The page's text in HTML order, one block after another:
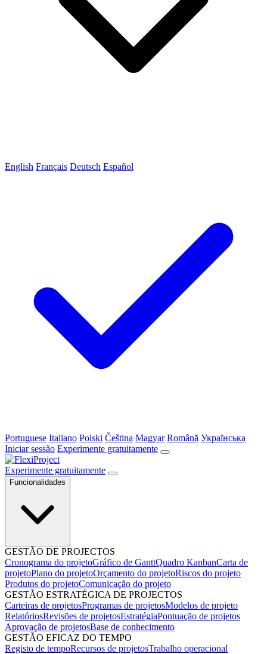
English Français Deutsch Español
Portuguese Italiano Polski Čeština Magyar Română Українська
Iniciar sessão Experimente gratuitamente
Experimente gratuitamente
Funcionalidades
GESTÃO DE PROJECTOS
Cronograma do projetoGráfico de GanttQuadro KanbanCarta de
projetoPlano do projetoOrçamento do projetoRiscos do projeto
Produtos do projetoComunicação do projeto
GESTÃO ESTRATÉGICA DE PROJECTOS
Carteiras de projetosProgramas de projetosModelos de projeto
RelatóriosRevisões de projetosEstratégiaPontuação de projetos
Aprovação de projetosBase de conhecimento
GESTÃO EFICAZ DO TEMPO
Registo de tempoRecursos de projetosTrabalho operacional